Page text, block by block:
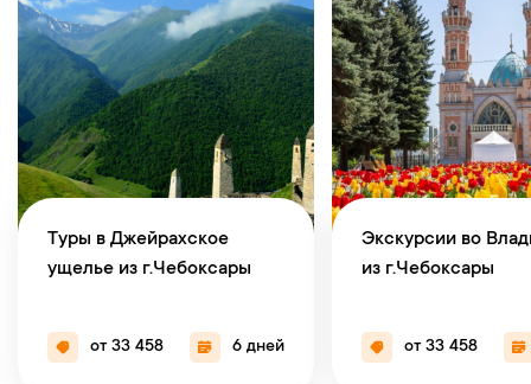
Туры в Джейрахское
ущелье из г.Чебоксары
от 33 458 6 дней
Экскурсии во
из г.Чебоксары
от 33 458